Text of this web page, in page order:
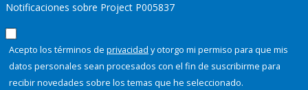
Notificaciones sobre Project P005837
Acepto los términos de privacidad y otorgo mi permiso para que mis
datos personales sean procesados con el fin de suscribirme para
recibir novedades sobre los temas que he seleccionado.